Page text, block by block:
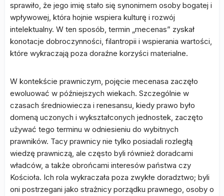
sprawiło, że jego imię stało się synonimem osoby bogatej i
wpływowej, która hojnie wspiera kulturę i rozwój
intelektualny. W ten sposób, termin „mecenas” zyskał
konotacje dobroczynności, filantropii i wspierania wartości,
które wykraczają poza doraźne korzyści materialne.
W kontekście prawniczym, pojęcie mecenasa zaczęło
ewoluować w późniejszych wiekach. Szczególnie w
czasach średniowiecza i renesansu, kiedy prawo było
domeną uczonych i wykształconych jednostek, zaczęto
używać tego terminu w odniesieniu do wybitnych
prawników. Tacy prawnicy nie tylko posiadali rozległą
wiedzę prawniczą, ale często byli również doradcami
władców, a także obrońcami interesów państwa czy
Kościoła. Ich rola wykraczała poza zwykłe doradztwo; byli
oni postrzegani jako strażnicy porządku prawnego, osoby o